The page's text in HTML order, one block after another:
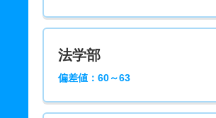
法学部
偏差値：60～63